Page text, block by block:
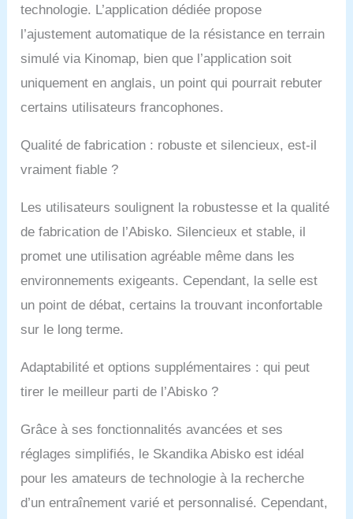
et un historique
d'entraînement. ✔
TECHNOLOGIE
MODERNE : la
résistance EMS de cet
appareil de fitness haut
de gamme assure un
contrôle précis des 36
et garantit la fluidité des
à utiliser via l'application
DESIGN MODERNE-
MINIMALISTE : le
fluide et arrondi
possède, intégré dans
données
importantes en
du bouton rotatif
lorsque l'app n'est pas
CONFORTABLES : le
guidon offre différentes
technologie. L’application dédiée propose
l’ajustement automatique de la résistance en terrain
simulé via Kinomap, bien que l’application soit
uniquement en anglais, un point qui pourrait rebuter
certains utilisateurs francophones.
Qualité de fabrication : robuste et silencieux, est-il
vraiment fiable ?
Les utilisateurs soulignent la robustesse et la qualité
de fabrication de l’Abisko. Silencieux et stable, il
promet une utilisation agréable même dans les
environnements exigeants. Cependant, la selle est
un point de débat, certains la trouvant inconfortable
sur le long terme.
Adaptabilité et options supplémentaires : qui peut
tirer le meilleur parti de l’Abisko ?
Grâce à ses fonctionnalités avancées et ses
réglages simplifiés, le Skandika Abisko est idéal
pour les amateurs de technologie à la recherche
d’un entraînement varié et personnalisé. Cependant,